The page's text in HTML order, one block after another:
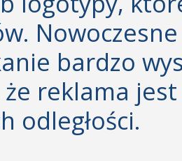
bardzo
reklama
odległości.